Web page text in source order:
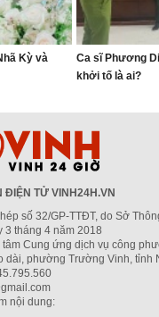
Kỳ và
Ca sĩ Phương
khởi tố là ai?
ĐIỆN TỬ VINH24H.VN
số 32/GP-TTĐT, do Sở
3 tháng 4 năm 2018
Cung ứng dịch vụ công
dài, phường Trường Vinh, tỉnh
nội dung: